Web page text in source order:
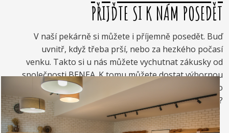
PŘIJĎTE SI K NÁM POSEDĚT
V naší pekárně si můžete i příjemně posedět. Buď
uvnitř, když třeba prší, nebo za hezkého počasí
venku. Takto si u nás můžete vychutnat zákusky od
společnosti BENEA. K tomu můžete dostat výbornou
kávou. Nebo si raději dáte zrmzlinový pohár nebo
vynikající točenou zmrzlinu?